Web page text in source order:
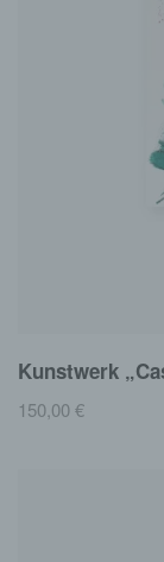
Kunstwerk
150,00€